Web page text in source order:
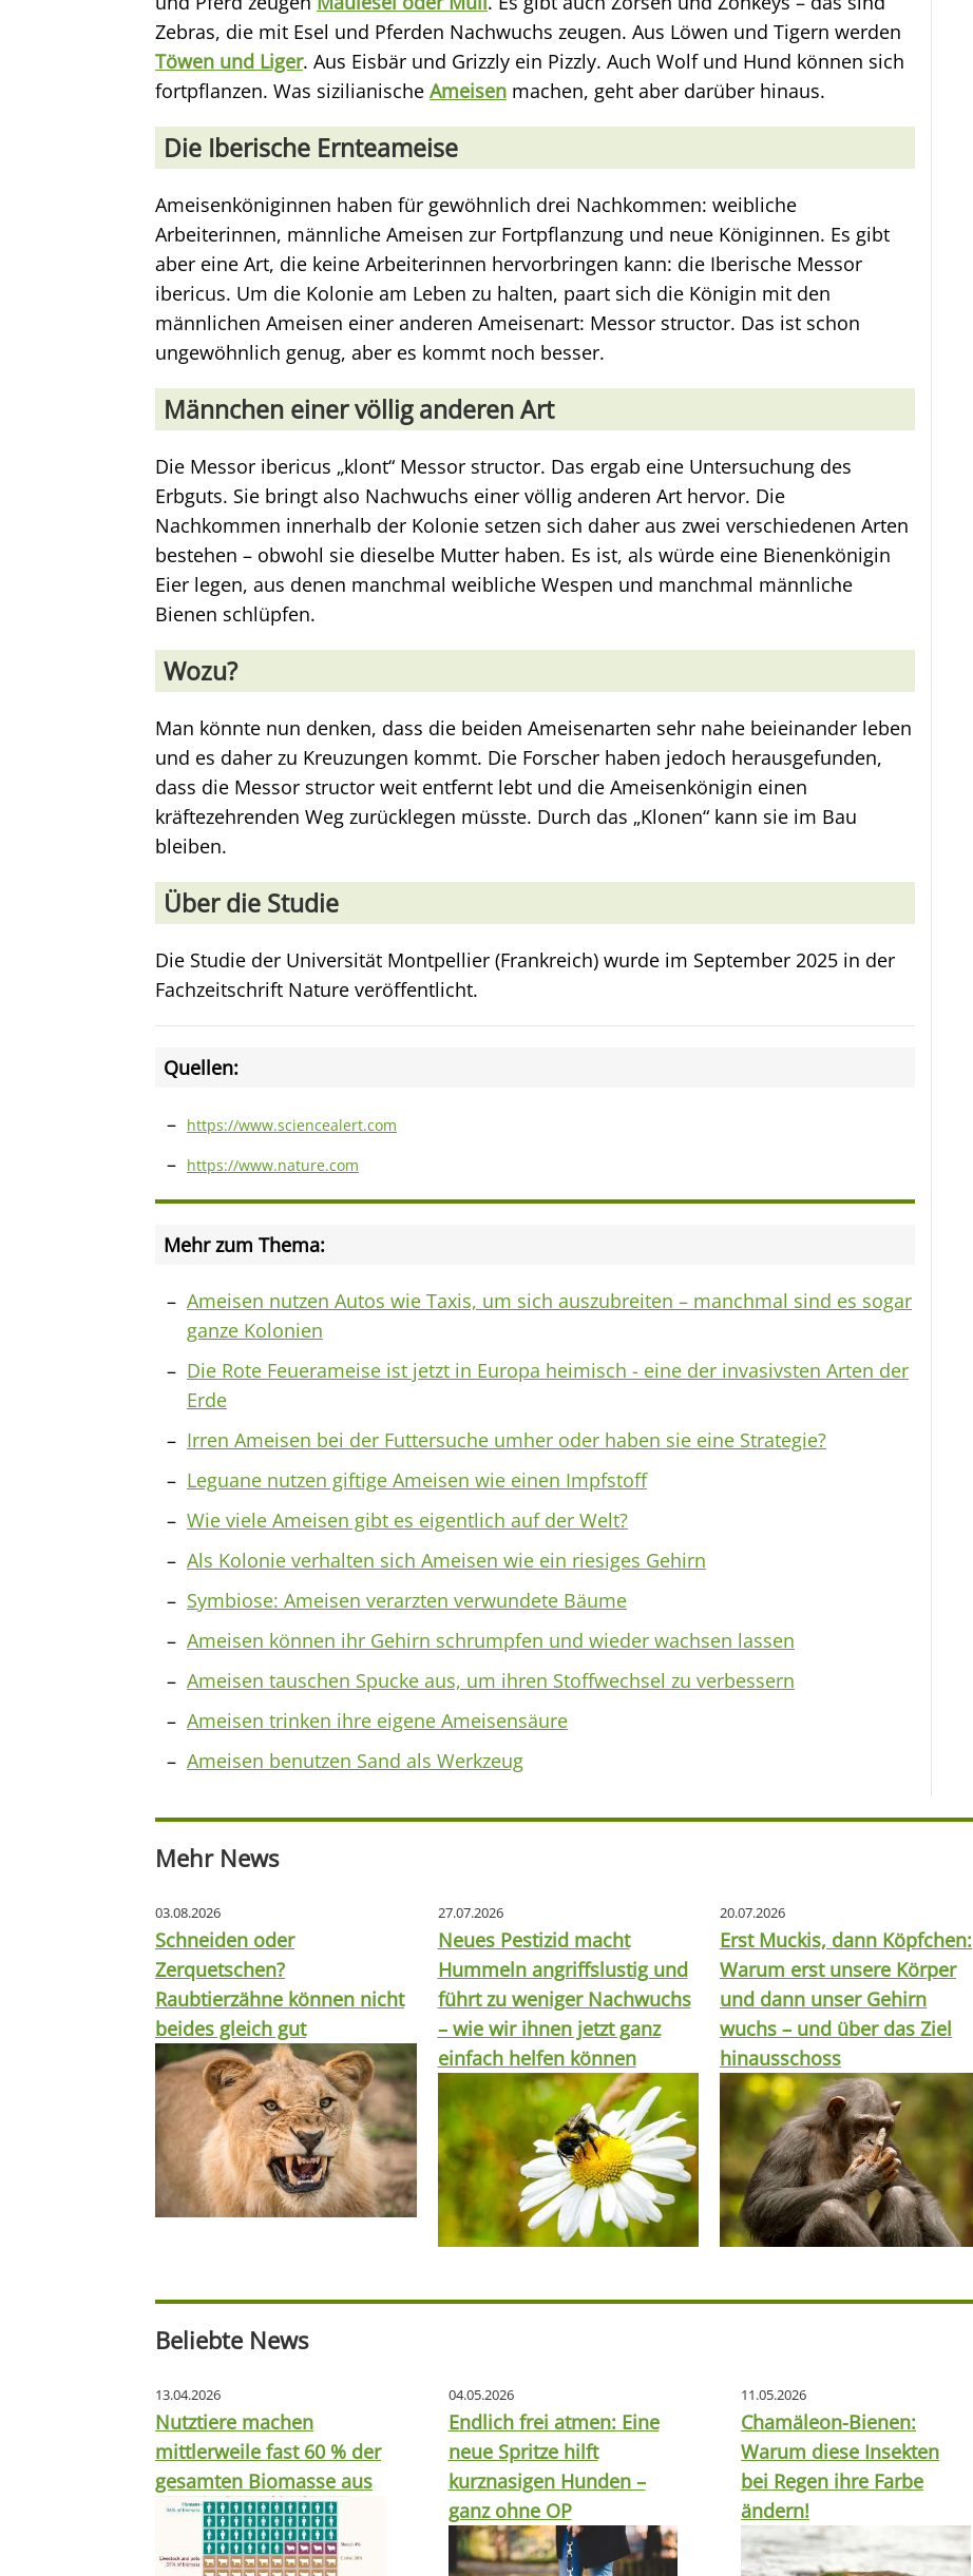
Zebras, die mit Esel und Pferden Nachwuchs zeugen. Aus Löwen und Tigern werden
Töwen und Liger. Aus Eisbär und Grizzly ein Pizzly. Auch Wolf und Hund können sich
fortpflanzen. Was sizilianische Ameisen machen, geht aber darüber hinaus.
Die Iberische Ernteameise
Ameisenköniginnen haben für gewöhnlich drei Nachkommen: weibliche
Arbeiterinnen, männliche Ameisen zur Fortpflanzung und neue Königinnen. Es gibt
aber eine Art, die keine Arbeiterinnen hervorbringen kann: die Iberische Messor
ibericus. Um die Kolonie am Leben zu halten, paart sich die Königin mit den
männlichen Ameisen einer anderen Ameisenart: Messor structor. Das ist schon
ungewöhnlich genug, aber es kommt noch besser.
Männchen einer völlig anderen Art
Die Messor ibericus „klont“ Messor structor. Das ergab eine Untersuchung des
Erbguts. Sie bringt also Nachwuchs einer völlig anderen Art hervor. Die
Nachkommen innerhalb der Kolonie setzen sich daher aus zwei verschiedenen Arten
bestehen – obwohl sie dieselbe Mutter haben. Es ist, als würde eine Bienenkönigin
Eier legen, aus denen manchmal weibliche Wespen und manchmal männliche
Bienen schlüpfen.
Wozu?
Man könnte nun denken, dass die beiden Ameisenarten sehr nahe beieinander leben
und es daher zu Kreuzungen kommt. Die Forscher haben jedoch herausgefunden,
dass die Messor structor weit entfernt lebt und die Ameisenkönigin einen
kräftezehrenden Weg zurücklegen müsste. Durch das „Klonen“ kann sie im Bau
bleiben.
Über die Studie
Die Studie der Universität Montpellier (Frankreich) wurde im September 2025 in der
Fachzeitschrift Nature veröffentlicht.
Quellen:
https://www.sciencealert.com
https://www.nature.com
Mehr zum Thema:
Ameisen nutzen Autos wie Taxis, um sich auszubreiten – manchmal sind es sogar
ganze Kolonien
Die Rote Feuerameise ist jetzt in Europa heimisch - eine der invasivsten Arten der
Erde
Irren Ameisen bei der Futtersuche umher oder haben sie eine Strategie?
Leguane nutzen giftige Ameisen wie einen Impfstoff
Wie viele Ameisen gibt es eigentlich auf der Welt?
Als Kolonie verhalten sich Ameisen wie ein riesiges Gehirn
Symbiose: Ameisen verarzten verwundete Bäume
Ameisen können ihr Gehirn schrumpfen und wieder wachsen lassen
Ameisen tauschen Spucke aus, um ihren Stoffwechsel zu verbessern
Ameisen trinken ihre eigene Ameisensäure
Ameisen benutzen Sand als Werkzeug
Mehr News
03.08.2026
Schneiden oder
Zerquetschen?
Raubtierzähne können nicht
beides gleich gut
27.07.2026
Neues Pestizid macht
Hummeln angriffslustig und
führt zu weniger Nachwuchs
– wie wir ihnen jetzt ganz
einfach helfen können
20.07.2026
Erst Muckis, dann Köpfchen:
Warum erst unsere Körper
und dann unser Gehirn
wuchs – und über das Ziel
hinausschoss
Beliebte News
13.04.2026
Nutztiere machen
mittlerweile fast 60 % der
gesamten Biomasse aus
04.05.2026
Endlich frei atmen: Eine
neue Spritze hilft
kurznasigen Hunden –
ganz ohne OP
11.05.2026
Chamäleon-Bienen:
Warum diese Insekten
bei Regen ihre Farbe
ändern!